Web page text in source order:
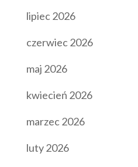
lipiec 2026
czerwiec 2026
maj 2026
kwiecień 2026
marzec 2026
luty 2026